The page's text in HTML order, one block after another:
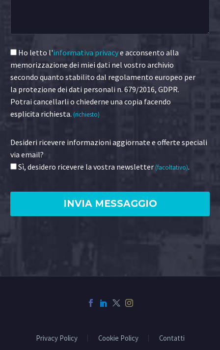
Ho letto l'informativa privacye acconsento alla
memorizzazione dei miei dati nel vostro archivio
secondo quanto stabilito dal regolamento europeo per
la protezione dei dati personali n. 679/2016, GDPR.
Potrai cancellarli o chiederne una copia facendo
esplicita richiesta. (richiesto)
Desideri ricevere informazioni aggiornate e offerte speciali
via email?
Sì, desidero ricevere la vostra newsletter(facoltativo).
Privacy Policy Cookie Policy Contatti